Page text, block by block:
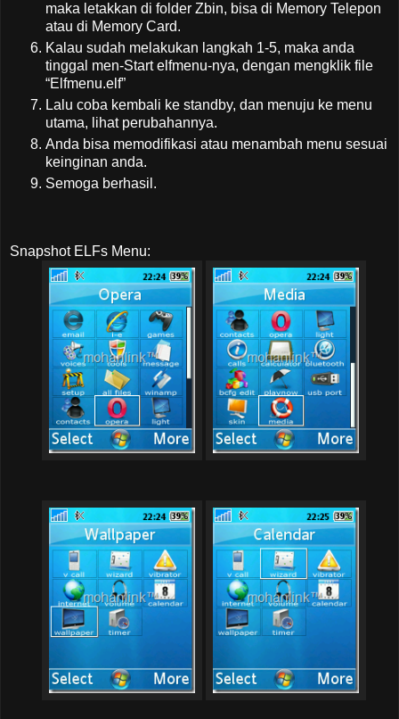
maka letakkan di folder Zbin, bisa di Memory Telepon
atau di Memory Card.
Kalau sudah melakukan langkah 1-5, maka anda
tinggal men-Start elfmenu-nya, dengan mengklik file
“Elfmenu.elf”
Lalu coba kembali ke standby, dan menuju ke menu
utama, lihat perubahannya.
Anda bisa memodifikasi atau menambah menu sesuai
keinginan anda.
Semoga berhasil.
Snapshot ELFs Menu: